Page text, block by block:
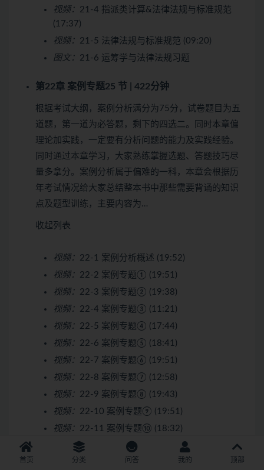
视频： 21-4 指派类计算&法律法规与标准规范
(17:37)
视频： 21-5 法律法规与标准规范 (09:20)
图文： 21-6 运筹学与法律法规习题
第22章 案例专题25 节 | 422分钟
根据考试大纲，案例分析满分为75分，试卷题目为五
道题，第一道为必答题，剩下的四选二。同时本章偏
理论加实践，一定要有分析问题的能力及实践经验。
同时通过本章学习，大家熟练掌握选题、答题技巧尽
量多拿分。案例分析属于偏难的一科，本章会根据历
年考试情况给大家总结整本书中那些需要背诵的知识
点及题型训练，主要内容为…
收起列表
视频： 22-1 案例分析概述 (19:52)
视频： 22-2 案例专题① (19:51)
视频： 22-3 案例专题② (19:38)
视频： 22-4 案例专题③ (11:21)
视频： 22-5 案例专题④ (17:44)
视频： 22-6 案例专题⑤ (18:41)
视频： 22-7 案例专题⑥ (19:51)
视频： 22-8 案例专题⑦ (12:58)
视频： 22-9 案例专题⑧ (19:43)
视频： 22-10 案例专题⑨ (19:51)
视频： 22-11 案例专题⑩ (18:32)
视频：22-12 案例专题①① (14:36)
视频： 22-13 案例专题①② (19:51)
首页 分类 问答 我的 顶部